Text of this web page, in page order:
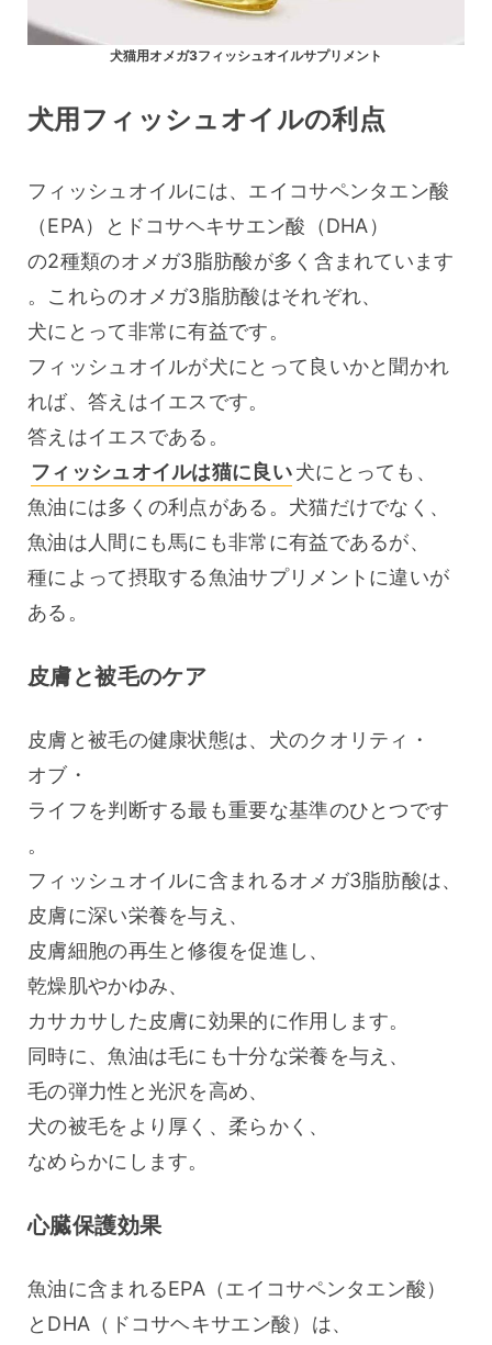
犬猫用オメガ3フィッシュオイルサプリメント
犬用フィッシュオイルの利点
フィッシュオイルには、エイコサペンタエン酸
（EPA）とドコサヘキサエン酸（DHA）
の2種類のオメガ3脂肪酸が多く含まれています
。これらのオメガ3脂肪酸はそれぞれ、
犬にとって非常に有益です。
フィッシュオイルが犬にとって良いかと聞かれ
れば、答えはイエスです。
フィッシュオイルは猫に良い犬にとっても、
魚油には多くの利点がある。犬猫だけでなく、
魚油は人間にも馬にも非常に有益であるが、
種によって摂取する魚油サプリメントに違いが
ある。
皮膚と被毛のケア
皮膚と被毛の健康状態は、犬のクオリティ・
オブ・
ライフを判断する最も重要な基準のひとつです
。
フィッシュオイルに含まれるオメガ3脂肪酸は、
皮膚に深い栄養を与え、
皮膚細胞の再生と修復を促進し、
乾燥肌やかゆみ、
カサカサした皮膚に効果的に作用します。
同時に、魚油は毛にも十分な栄養を与え、
毛の弾力性と光沢を高め、
犬の被毛をより厚く、柔らかく、
なめらかにします。
心臓保護効果
魚油に含まれるEPA（エイコサペンタエン酸）
とDHA（ドコサヘキサエン酸）は、